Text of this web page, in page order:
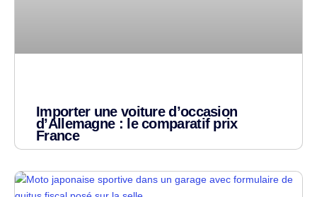
Importer une voiture d’occasion
d’Allemagne : le comparatif prix
France